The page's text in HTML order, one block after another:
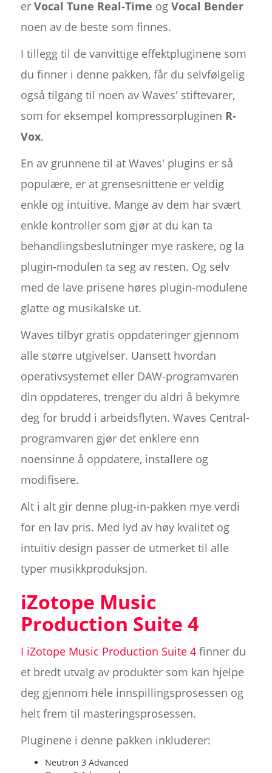
er Vocal Tune Real-Time og Vocal Bender
noen av de beste som finnes.
I tillegg til de vanvittige effektpluginene som
du finner i denne pakken, får du selvfølgelig
også tilgang til noen av Waves' stiftevarer,
som for eksempel kompressorpluginen R-
Vox.
En av grunnene til at Waves' plugins er så
populære, er at grensesnittene er veldig
enkle og intuitive. Mange av dem har svært
enkle kontroller som gjør at du kan ta
behandlingsbeslutninger mye raskere, og la
plugin-modulen ta seg av resten. Og selv
med de lave prisene høres plugin-modulene
glatte og musikalske ut.
Waves tilbyr gratis oppdateringer gjennom
alle større utgivelser. Uansett hvordan
operativsystemet eller DAW-programvaren
din oppdateres, trenger du aldri å bekymre
deg for brudd i arbeidsflyten. Waves Central-
programvaren gjør det enklere enn
noensinne å oppdatere, installere og
modifisere.
Alt i alt gir denne plug-in-pakken mye verdi
for en lav pris. Med lyd av høy kvalitet og
intuitiv design passer de utmerket til alle
typer musikkproduksjon.
iZotope Music
Production Suite 4
I iZotope Music Production Suite 4finner du
et bredt utvalg av produkter som kan hjelpe
deg gjennom hele innspillingsprosessen og
helt frem til masteringsprosessen.
Pluginene i denne pakken inkluderer:
Neutron 3 Advanced